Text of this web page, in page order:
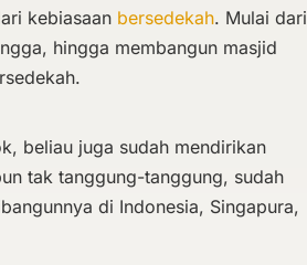
kebiasaan bersedekah. Mulai dari
hingga membangun masjid
beliau juga sudah mendirikan
tak tanggung-tanggung, sudah
di Indonesia, Singapura,